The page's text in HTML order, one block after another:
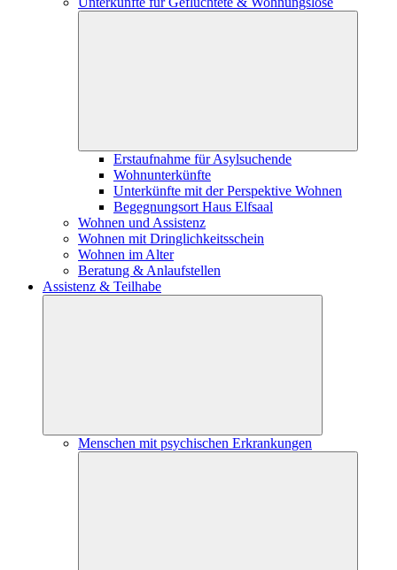
Erstaufnahme für Asylsuchende
Wohnunterkünfte
Unterkünfte mit der Perspektive Wohnen
Begegnungsort Haus Elfsaal
Wohnen und Assistenz
Wohnen mit Dringlichkeitsschein
Wohnen im Alter
Beratung & Anlaufstellen
Assistenz & Teilhabe
Menschen mit psychischen Erkrankungen